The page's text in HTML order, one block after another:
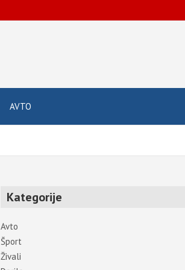
AVTO
Kategorije
Avto
Šport
Živali